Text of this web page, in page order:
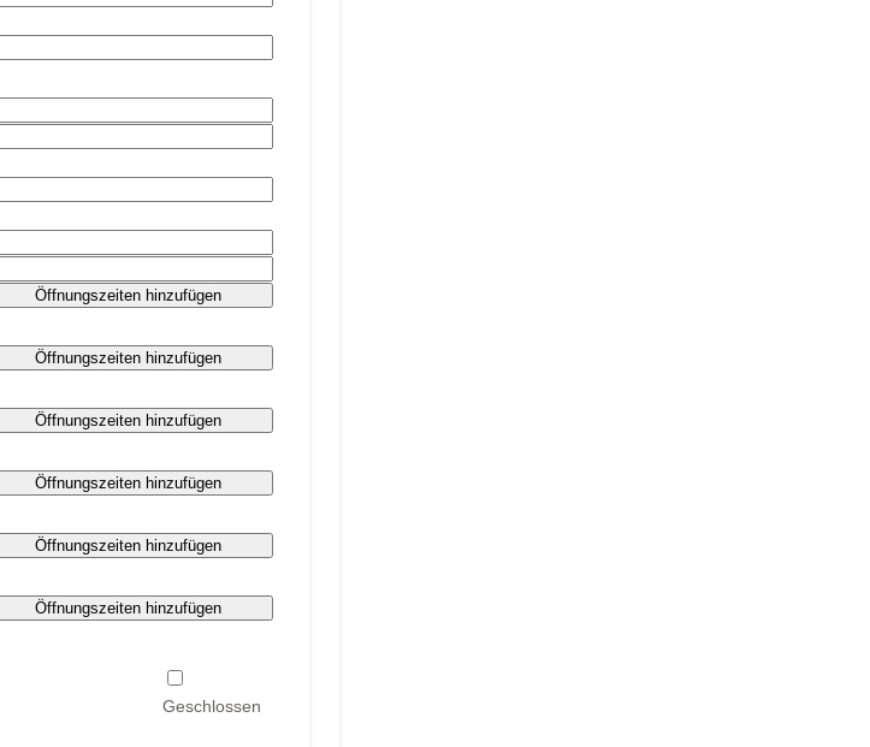
Öffnungszeiten hinzufügen
Öffnungszeiten hinzufügen
Öffnungszeiten hinzufügen
Öffnungszeiten hinzufügen
Öffnungszeiten hinzufügen
Öffnungszeiten hinzufügen